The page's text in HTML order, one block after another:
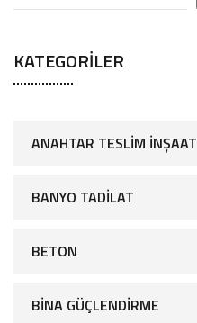
KATEGORILER
ANAHTAR TESLIM İNŞAAT
BANYO TADILAT
BETON
BINA GÜÇLENDIRME